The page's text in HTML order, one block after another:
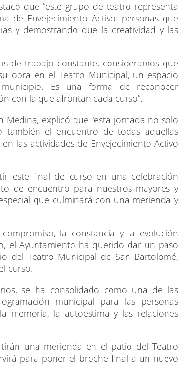
que “este grupo de teatro representa
de Envejecimiento Activo: personas que
y demostrando que la creatividad y las
de trabajo constante, consideramos que
obra en el Teatro Municipal, un espacio
Es una forma de reconocer
con la que afrontan cada curso”.
Medina, explicó que “esta jornada no solo
el encuentro de todas aquellas
las actividades de Envejecimiento Activo
este final de curso en una celebración
de encuentro para nuestros mayores y
que culminará con una merienda y
la constancia y la evolución
el Ayuntamiento ha querido dar un paso
del Teatro Municipal de San Bartolomé,
curso.
se ha consolidado como una de las
municipal para las personas
memoria, la autoestima y las relaciones
una merienda en el patio del Teatro
para poner el broche final a un nuevo